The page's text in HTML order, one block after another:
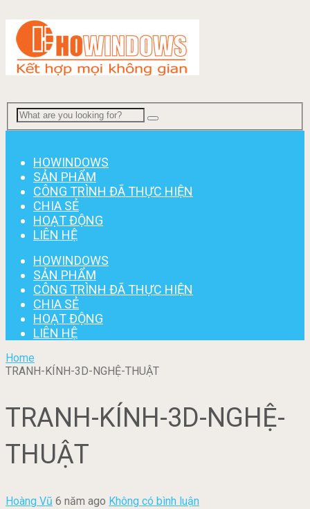
HOWINDOWS
SẢN PHẨM
CÔNG TRÌNH ĐÃ THỰC HIỆN
CHIA SẺ
HOẠT ĐỘNG
LIÊN HỆ
HOWINDOWS
SẢN PHẨM
CÔNG TRÌNH ĐÃ THỰC HIỆN
CHIA SẺ
HOẠT ĐỘNG
LIÊN HỆ
Home
TRANH-KÍNH-3D-NGHỆ-THUẬT
TRANH-KÍNH-3D-NGHỆ-
THUẬT
Hoàng Vũ 6 năm ago Không có bình luận